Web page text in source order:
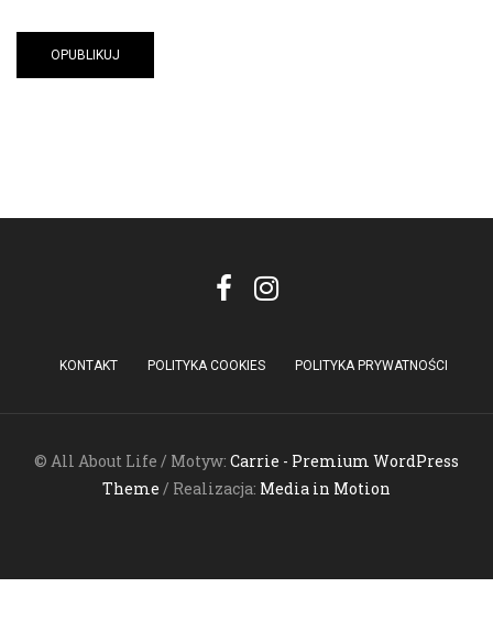
KONTAKT POLITYKA COOKIES POLITYKA PRYWATNOŚCI
© All About Life / Motyw: Carrie - Premium WordPress
Theme / Realizacja: Media in Motion